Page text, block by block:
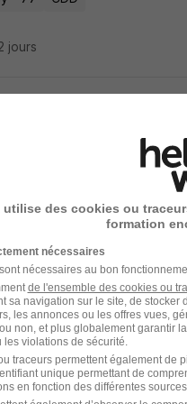
jours
-
- 77 CDD
jours
-
Workshop
utilise des cookies ou
formation
nécessaires
nécessaires au bon
de l'ensemble des cookies ou
sa navigation sur le site, de
les annonces ou les offres vues,
non, et plus globalement garantir
violations de sécurité.
traceurs permettent également de
unique permettant de
en fonction des différentes sources